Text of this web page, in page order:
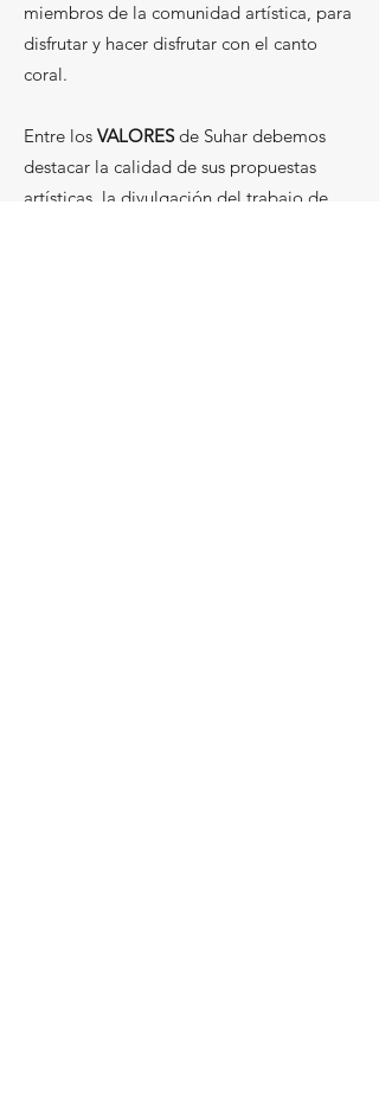
miembros de la comunidad artística, para
disfrutar y hacer disfrutar con el canto
coral.
Entre los VALORESde Suhar debemos
destacar la calidad de sus propuestas
artísticas, la divulgación del trabajo de